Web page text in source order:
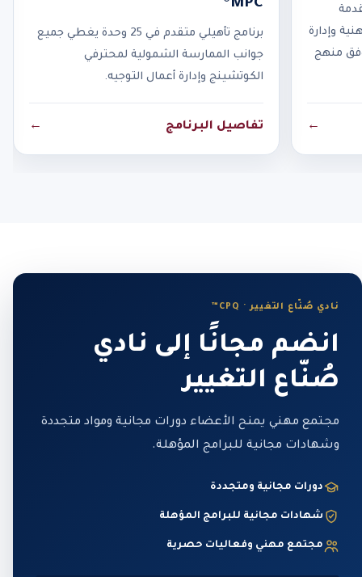
وإدارة
منهج
←
MPC®
برنامج تأهيلي متقدم في 25 وحدة يغطي جميع
جوانب الممارسة الشمولية لمحترفي
الكوتشينج وإدارة أعمال التوجيه.
تفاصيل البرنامج ←
نادي صُنّاع التغيير · CPQ™
انضم مجانًا إلى نادي
صُنّاع التغيير
مجتمع مهني يمنح الأعضاء دورات مجانية ومواد متجددة
وشهادات مجانية للبرامج المؤهلة.
دورات مجانية ومتجددة
شهادات مجانية للبرامج المؤهلة
مجتمع مهني وفعاليات حصرية